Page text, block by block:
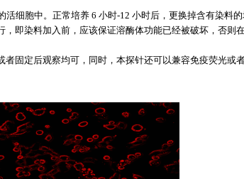
活细胞中。正常培养 6 小时-12 小时后，更换掉含有染料
即染料加入前，应该保证溶酶体功能已经被破坏，否则
固定后观察均可，同时，本探针还可以兼容免疫荧光或